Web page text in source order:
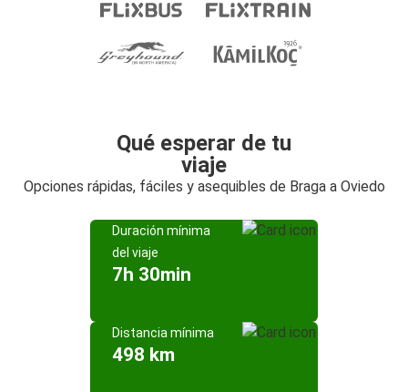
Qué esperar de tu
viaje
Opciones rápidas, fáciles y asequibles de Braga a Oviedo
Duración mínima
del viaje
7h 30min
Distancia mínima
498 km